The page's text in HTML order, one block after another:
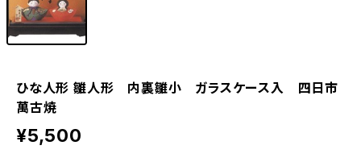
ひな人形 雛人形 内裏雛小 ガラスケース入 四日市
萬古焼
¥5,500